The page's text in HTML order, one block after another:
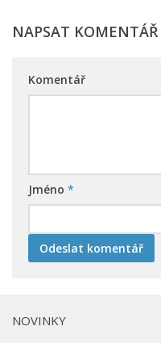
NAPSAT KOMENTÁŘ
Komentář
Jméno *
NOVINKY